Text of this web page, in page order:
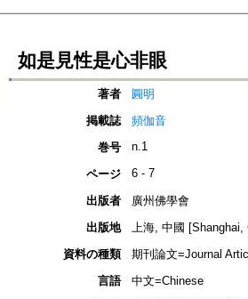
如是見性是心非眼
著者
圓明
掲載誌
頻伽音
巻号
n.1
ページ 6 - 7
出版者
廣州佛學會
出版地
上海, 中國 [Shanghai,
資料の種類
期刊論文=Journal
言語
中文=Chinese